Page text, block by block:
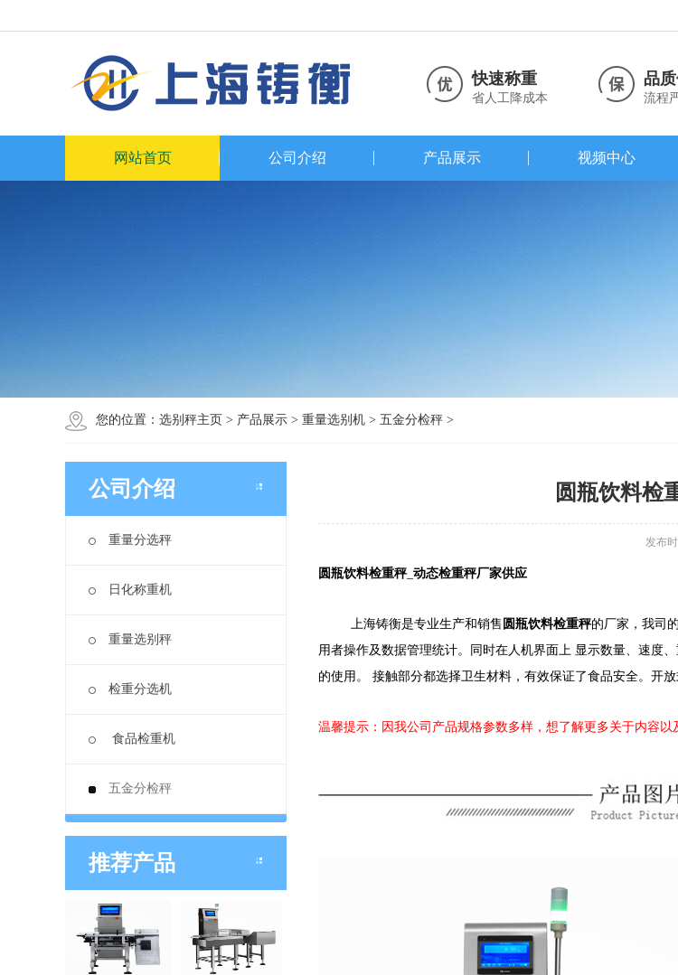
快速称重
省人工降成本
品
流程
网站首页 公司介绍 产品展示 视频中心
您的位置： 选别秤主页 > 产品展示 > 重量选别机 > 五金分检秤 >
公司介绍
重量分选秤
日化称重机
重量选别秤
检重分选机
食品检重机
五金分检秤
推荐产品
圆瓶饮料检
发布
圆瓶饮料检重秤_动态检重秤厂家供应
上海铸衡是专业生产和销售圆瓶饮料检重秤的厂家，我司
用者操作及数据管理统计。同时在人机界面上 显示数量、速度
的使用。 接触部分都选择卫生材料，有效保证了食品安全。开
温馨提示：因我公司产品规格参数多样，想了解更多关于内容以